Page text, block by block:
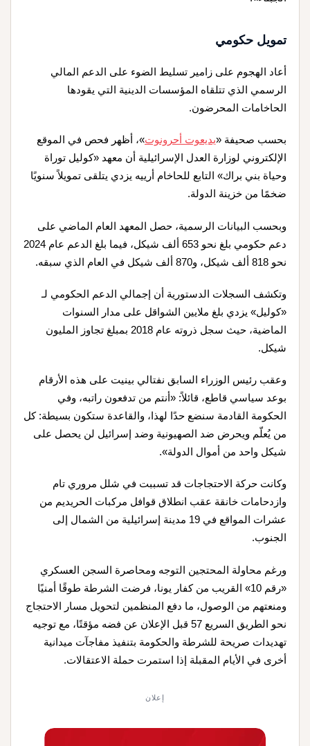
تمويل حكومي
أعاد الهجوم على زامير تسليط الضوء على الدعم المالي
الرسمي الذي تتلقاه المؤسسات الدينية التي يقودها
الحاخامات المحرضون.
بحسب صحيفة «يديعوت أحرونوت»، أظهر فحص في الموقع
الإلكتروني لوزارة العدل الإسرائيلية أن معهد «كوليل توراة
وحياة بني براك» التابع للحاخام أرييه يزدي يتلقى تمويلاً سنويًا
ضخمًا من خزينة الدولة.
وبحسب البيانات الرسمية، حصل المعهد العام الماضي على
دعم حكومي بلغ نحو 653 ألف شيكل، فيما بلغ الدعم عام 2024
نحو 818 ألف شيكل، و870 ألف شيكل في العام الذي سبقه.
وتكشف السجلات الدستورية أن إجمالي الدعم الحكومي لـ
«كوليل» يزدي بلغ ملايين الشواقل على مدار السنوات
الماضية، حيث سجل ذروته عام 2018 بمبلغ تجاوز المليون
شيكل.
وعقب رئيس الوزراء السابق نفتالي بينيت على هذه الأرقام
بوعد سياسي قاطع، قائلاً: «أنتم من تدفعون راتبه، وفي
الحكومة القادمة سنضع حدًا لهذا، والقاعدة ستكون بسيطة: كل
من يُعلّم ويحرض ضد الصهيونية وضد إسرائيل لن يحصل على
شيكل واحد من أموال الدولة».
وكانت حركة الاحتجاجات قد تسببت في شلل مروري تام
وازدحامات خانقة عقب انطلاق قوافل مركبات الحريديم من
عشرات المواقع في 19 مدينة إسرائيلية من الشمال إلى
الجنوب.
ورغم محاولة المحتجين التوجه ومحاصرة السجن العسكري
«رقم 10» القريب من كفار يونا، فرضت الشرطة طوقًا أمنيًا
ومنعتهم من الوصول، ما دفع المنظمين لتحويل مسار الاحتجاج
نحو الطريق السريع 57 قبل الإعلان عن فضه مؤقتًا، مع توجيه
تهديدات صريحة للشرطة والحكومة بتنفيذ مفاجآت ميدانية
أخرى في الأيام المقبلة إذا استمرت حملة الاعتقالات.
إعلان